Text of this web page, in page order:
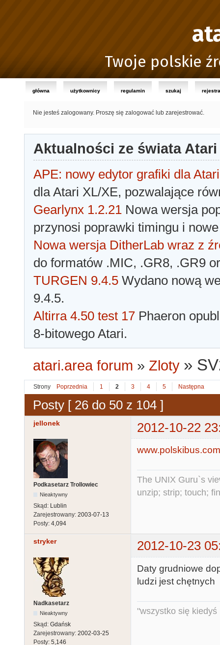
Twoje polskie
główna użytkownicy regulamin szukaj
Nie jesteś zalogowany. Proszę się zalogować lub zarejestrować.
Aktualności ze świata Atari
APE: nowy edytor grafiki dla Atari
dla Atari XL/XE, pozwalające
Gearlynx 1.2.21 Nowa wersja
przynosi poprawki timingu i
Nowa wersja DitherLab wraz z
do formatów .MIC, .GR8, .GR9
TURGEN 9.4.5 Wydano nową
9.4.5.
Altirra 4.50 test 17 Phaeron
8-bitowego Atari.
atari.area forum » Zloty »
Strony Poprzednia 1 2 3 4 5 Następna
Posty [ 26 do 50 z 104 ]
jellonek 2012-10-22
Podkasetarz Trollowiec
Nieaktywny
Skąd: Lublin
Zarejestrowany: 2003-07-13
Posty: 4,094
www.polskibus.com
The UNIX Guru`s
unzip; strip; touch;
stryker 2012-10-23
Nadkasetarz
Nieaktywny
Skąd: Gdańsk
Zarejestrowany: 2002-03-25
Posty: 5,146
Daty grudniowe
ludzi jest chętnych
"wszystko się kiedyś